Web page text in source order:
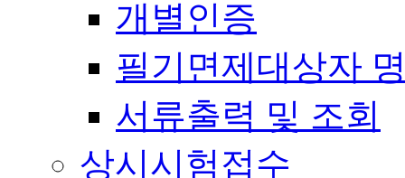
개별인증
필기면제대상자
서류출력 및 조회
상시시험접수